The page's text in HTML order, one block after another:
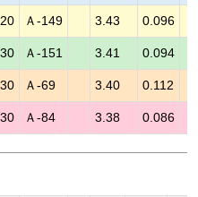
20 Ａ-149 3.43 0.096
30 Ａ-151 3.41 0.094
30 Ａ-69 3.40 0.112
30 Ａ-84 3.38 0.086